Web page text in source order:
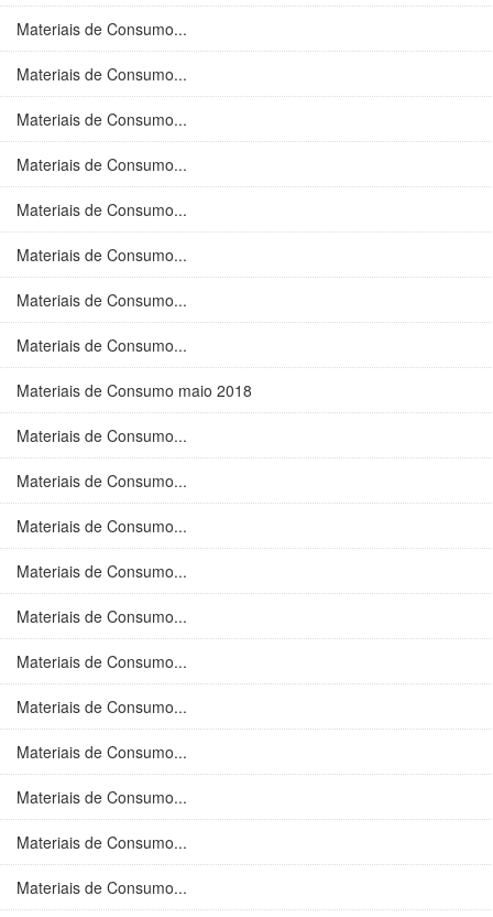
Materiais de Consumo...
Materiais de Consumo...
Materiais de Consumo...
Materiais de Consumo...
Materiais de Consumo...
Materiais de Consumo...
Materiais de Consumo...
Materiais de Consumo...
Materiais de Consumo maio 2018
Materiais de Consumo...
Materiais de Consumo...
Materiais de Consumo...
Materiais de Consumo...
Materiais de Consumo...
Materiais de Consumo...
Materiais de Consumo...
Materiais de Consumo...
Materiais de Consumo...
Materiais de Consumo...
Materiais de Consumo...